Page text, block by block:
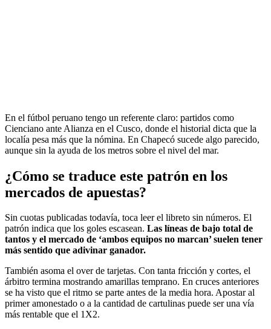
En el fútbol peruano tengo un referente claro: partidos como
Cienciano ante Alianza en el Cusco, donde el historial dicta que la
localía pesa más que la nómina. En Chapecó sucede algo parecido,
aunque sin la ayuda de los metros sobre el nivel del mar.
¿Cómo se traduce este patrón en los
mercados de apuestas?
Sin cuotas publicadas todavía, toca leer el libreto sin números. El
patrón indica que los goles escasean. Las líneas de bajo total de
tantos y el mercado de ‘ambos equipos no marcan’ suelen tener
más sentido que adivinar ganador.
También asoma el over de tarjetas. Con tanta fricción y cortes, el
árbitro termina mostrando amarillas temprano. En cruces anteriores
se ha visto que el ritmo se parte antes de la media hora. Apostar al
primer amonestado o a la cantidad de cartulinas puede ser una vía
más rentable que el 1X2.